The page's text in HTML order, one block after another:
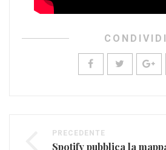
CONDIVIDI
PRECEDENTE